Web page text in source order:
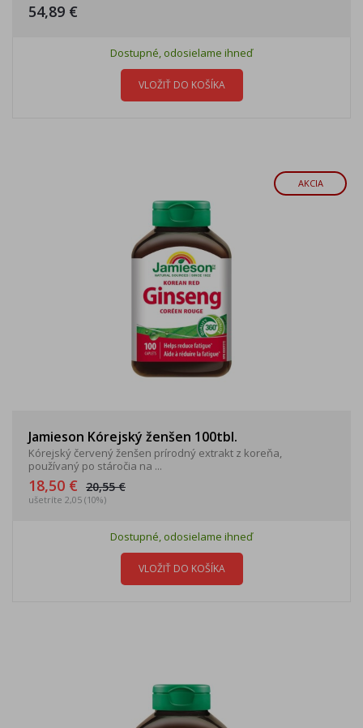
54,89 €
Dostupné, odosielame ihneď
VLOŽIŤ DO KOŠÍKA
AKCIA
Jamieson Kórejský ženšen 100tbl.
Kórejský červený ženšen prírodný extrakt z koreňa,
používaný po stáročia na ...
18,50 € 20,55 €
ušetríte 2,05 (10%)
Dostupné, odosielame ihneď
VLOŽIŤ DO KOŠÍKA